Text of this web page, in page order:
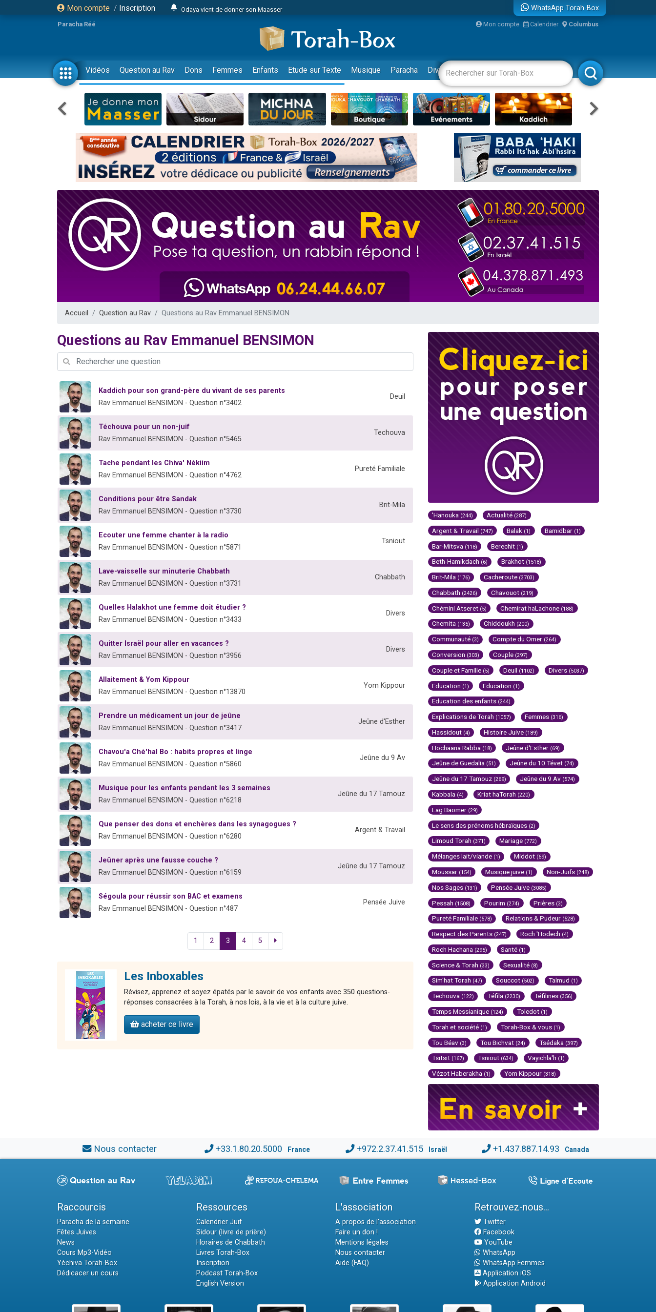
Mon compte / Inscription
Odaya vient de donner son Maasser
3 personnes viennent de faire un don pour Diane, 80 ans, dans un appartement insalubre
2 personnes viennent de nous rejoindre sur WhatsApp
13 personnes viennent de demander une bénédiction
12 nouvelles musiques dans Torah-Box Music
30 personnes viennent de faire un don pour Sauvez la jambe de Yohan
Il reste 49 places pour étudier en groupe sur Zoom
3 personnes viennent de nous rejoindre sur WhatsApp
2 personnes viennent de nous rejoindre sur WhatsApp
3 personnes viennent de nous rejoindre sur WhatsApp
2 nouvelles musiques dans Torah-Box Music
8 personnes viennent de faire un don pour Tsédaka : pauvres d'Israel
Nouvelle émission radio : Visions de grandeur n°104 : Le Chabbath et le Birkat Hamazone à travers le temps
61 personnes viennent de demander une bénédiction
Ariel vient de donner son Maasser
Nathaniel vient de donner son Maasser
6 personnes viennent de faire un don pour 5 enfants déjà orphelins risquent de perdre leur maman
3 personnes viennent de nous rejoindre sur WhatsApp
WhatsApp Torah-Box
Paracha Réé Mon compte Calendrier Columbus
Vidéos Question au Rav Dons Femmes Enfants Etude sur Texte Musique Paracha Divertissements Livres Rabbanim
Accueil Question au Rav Questions au Rav Emmanuel BENSIMON
Questions au Rav Emmanuel BENSIMON
Kaddich pour son grand-père du vivant de ses parents
Rav Emmanuel BENSIMON - Question n°3402
Deuil
Téchouva pour un non-juif
Rav Emmanuel BENSIMON - Question n°5465
Techouva
Tache pendant les Chiva' Nékiim
Rav Emmanuel BENSIMON - Question n°4762
Pureté Familiale
Conditions pour être Sandak
Rav Emmanuel BENSIMON - Question n°3730
Brit-Mila
Ecouter une femme chanter à la radio
Rav Emmanuel BENSIMON - Question n°5871
Tsniout
Lave-vaisselle sur minuterie Chabbath
Rav Emmanuel BENSIMON - Question n°3731
Chabbath
Quelles Halakhot une femme doit étudier ?
Rav Emmanuel BENSIMON - Question n°3433
Divers
Quitter Israël pour aller en vacances ?
Rav Emmanuel BENSIMON - Question n°3956
Divers
Allaitement & Yom Kippour
Rav Emmanuel BENSIMON - Question n°13870
Yom Kippour
Prendre un médicament un jour de jeûne
Rav Emmanuel BENSIMON - Question n°3417
Jeûne d'Esther
Chavou'a Ché'hal Bo : habits propres et linge
Rav Emmanuel BENSIMON - Question n°5860
Jeûne du 9 Av
Musique pour les enfants pendant les 3 semaines
Rav Emmanuel BENSIMON - Question n°6218
Jeûne du 17 Tamouz
Que penser des dons et enchères dans les synagogues ?
Rav Emmanuel BENSIMON - Question n°6280
Argent & Travail
Jeûner après une fausse couche ?
Rav Emmanuel BENSIMON - Question n°6159
Jeûne du 17 Tamouz
Ségoula pour réussir son BAC et examens
Rav Emmanuel BENSIMON - Question n°487
Pensée Juive
1 2 3 4 5
Les Inboxables
Révisez, apprenez et soyez épatés par le savoir de vos enfants avec 350 questions-
réponses consacrées à la Torah, à nos lois, à la vie et à la culture juive.
acheter ce livre
'Hanouka (244) Actualité (287)
Argent & Travail (747) Balak (1) Bamidbar (1)
Bar-Mitsva (118) Berechit (1)
Beth-Hamikdach (6) Brakhot (1518)
Brit-Mila (176) Cacheroute (3703)
Chabbath (2426) Chavouot (219)
Chémini Atseret (5) Chemirat haLachone (188)
Chemita (135) Chiddoukh (200)
Communauté (3) Compte du Omer (264)
Conversion (303) Couple (297)
Couple et Famille (5) Deuil (1102) Divers (5037)
Education (1) Education (1)
Education des enfants (244)
Explications de Torah (1057) Femmes (316)
Hassidout (4) Histoire Juive (189)
Hochaana Rabba (18) Jeûne d'Esther (69)
Jeûne de Guedalia (51) Jeûne du 10 Tévet (74)
Jeûne du 17 Tamouz (269) Jeûne du 9 Av (574)
Kabbala (4) Kriat haTorah (220)
Lag Baomer (29)
Le sens des prénoms hébraïques (2)
Limoud Torah (371) Mariage (772)
Mélanges lait/viande (1) Middot (69)
Moussar (154) Musique juive (1) Non-Juifs (248)
Nos Sages (131) Pensée Juive (3085)
Pessah (1508) Pourim (274) Prières (3)
Pureté Familiale (578) Relations & Pudeur (528)
Respect des Parents (247) Roch 'Hodech (4)
Roch Hachana (295) Santé (1)
Science & Torah (33) Sexualité (8)
Sim'hat Torah (47) Souccot (502) Talmud (1)
Techouva (122) Téfila (2230) Téfilines (356)
Temps Messianique (124) Toledot (1)
Torah et société (1) Torah-Box & vous (1)
Tou Béav (3) Tou Bichvat (24) Tsédaka (397)
Tsitsit (167) Tsniout (634) Vayichla'h (1)
Vézot Haberakha (1) Yom Kippour (318)
Nous contacter +33.1.80.20.5000 France +972.2.37.41.515 Israël +1.437.887.14.93 Canada
Raccourcis
Paracha de la semaine
Fêtes Juives
News
Cours Mp3-Vidéo
Yéchiva Torah-Box
Dédicacer un cours
Ressources
Calendrier Juif
Sidour (livre de prière)
Horaires de Chabbath
Livres Torah-Box
Inscription
Podcast Torah-Box
English Version
L'association
A propos de l'association
Faire un don !
Mentions légales
Nous contacter
Aide (FAQ)
Retrouvez-nous...
Twitter
Facebook
YouTube
WhatsApp
WhatsApp Femmes
Application iOS
Application Android